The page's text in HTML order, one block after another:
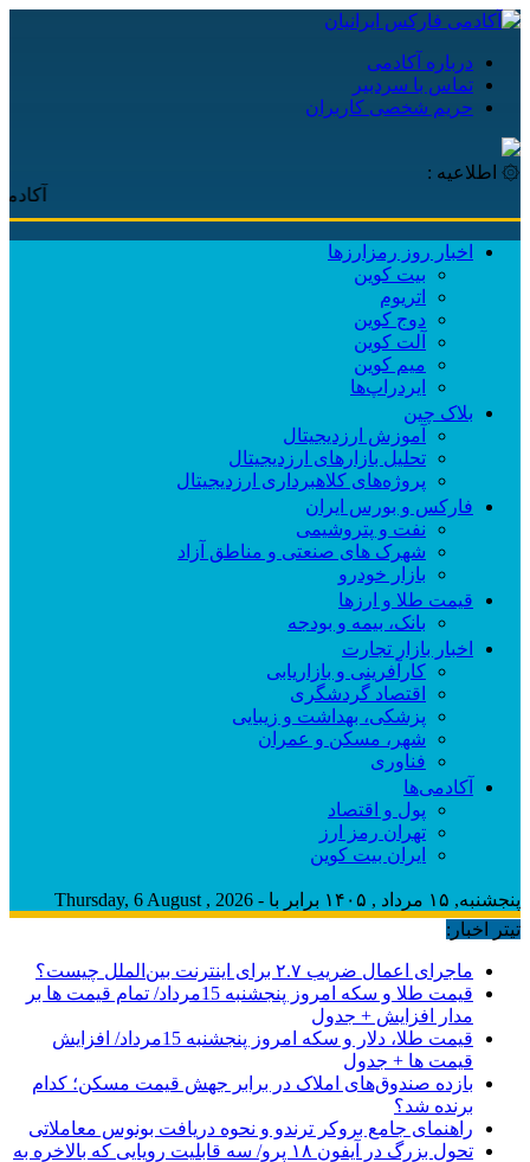
درباره آکادمی
تماس با سردبیر
حریم شخصی کاربران
۞ اطلاعیه :
آکادمی
اخبار روز رمزارزها
بیت کوین
اتریوم
دوج کوین
آلت کوین
میم کوین‌
ایردراپ‌ها
بلاک چین
آموزش ارزدیجیتال
تحلیل بازارهای ارزدیجیتال
پروژه‌های کلاهبرداری ارزدیجیتال
فارکس و بورس ایران
نفت و پتروشیمی
شهرک های صنعتی و مناطق آزاد
بازار خودرو
قیمت طلا و ارزها
بانک، بیمه و بودجه
اخبار بازار تجارت
کارآفرینی و بازاریابی
اقتصاد گردشگری
پزشکی، بهداشت و زیبایی
شهر، مسکن و عمران
فناوری
آکادمی‌ها
پول و اقتصاد
تهران رمز ارز
ایران بیت کوین
پنجشنبه, ۱۵ مرداد , ۱۴۰۵ برابر با - Thursday, 6 August , 2026
تیتر اخبار:
ماجرای اعمال ضریب ۲.۷ برای اینترنت بین‌الملل چیست؟
قیمت طلا و سکه امروز پنجشنبه 15مرداد/ تمام قیمت ها بر
مدار افزایش + جدول
قیمت طلا، دلار و سکه امروز پنجشنبه 15مرداد/ افزایش
قیمت ها + جدول
بازده صندوق‌های املاک در برابر جهش قیمت مسکن؛ کدام
برنده شد؟
راهنمای جامع بروکر ترندو و نحوه دریافت بونوس معاملاتی
تحول بزرگ در آیفون ۱۸ پرو/ سه قابلیت رویایی که بالاخره به